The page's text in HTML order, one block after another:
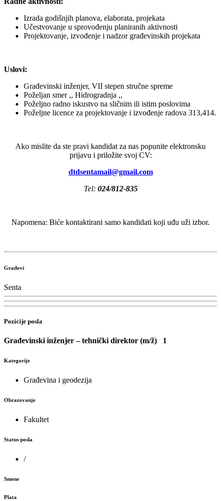
Izrada godišnjih planova, elaborata, projekata
Učestvovanje u sprovođenju planiranih aktivnosti
Projektovanje, izvođenje i nadzor građevinskih projekata
Uslovi:
Građevinski inženjer, VII stepen stručne spreme
Poželjan smer ,, Hidrogradnja ,,
Poželjno radno iskustvo na sličnim ili istim poslovima
Poželjne licence za projektovanje i izvođenje radova 313,414.
Ako mislite da ste pravi kandidat za nas popunite elektronsku
prijavu i priložite svoj CV:
dtdsentamail@gmail.com
Tel: 024/812-835
Napomena: Biće kontaktirani samo kandidati koji uđu uži izbor.
Gradovi
Senta
Pozicije posla
Građevinski inženjer – tehnički direktor (m/ž) 1
Kategorije
Građevina i geodezija
Obrazovanje
Fakultet
Status posla
/
Smene
Plata